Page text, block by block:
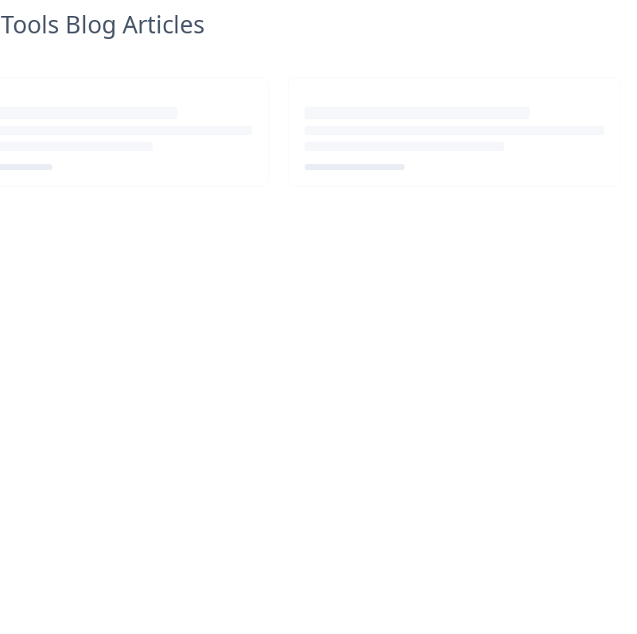
Tools Blog Articles